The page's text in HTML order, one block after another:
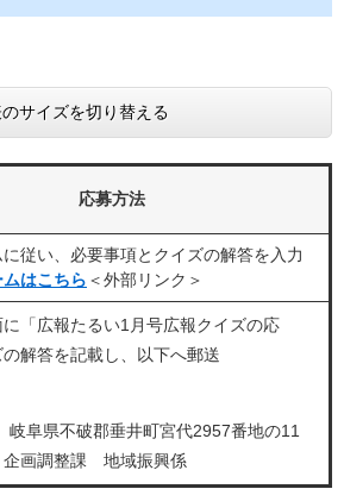
サイズを切り替える
応募方法
に従い、必要事項とクイズの解答を入力
はこちら ＜外部リンク＞
「広報たるい1月号広報クイズの応
解答を記載し、以下へ郵送
阜県不破郡垂井町宮代2957番地の11
画調整課 地域振興係